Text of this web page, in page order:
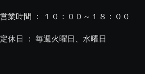
営業時間 ： １０：００～１８：００
定休日 ： 毎週火曜日、水曜日